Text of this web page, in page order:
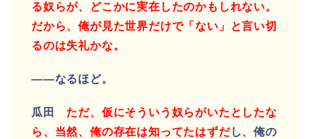
る奴らが、どこかに実在したのかもしれない。
だから、俺が見た世界だけで「ない」と言い切
るのは失礼かな。
――なるほど。
瓜田 ただ、仮にそういう奴らがいたとしたな
ら、当然、俺の存在は知ってたはずだし、俺の